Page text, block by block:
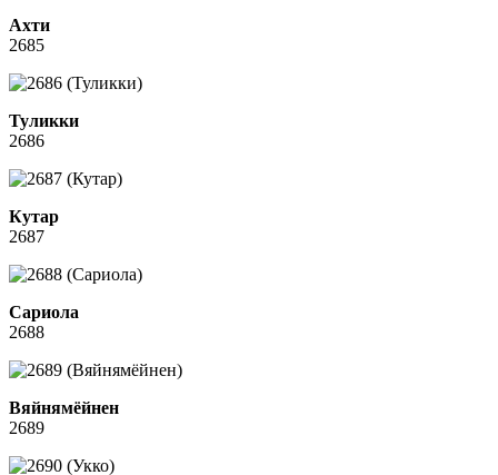
Ахти
2685
Туликки
2686
Кутар
2687
Сариола
2688
Вяйнямёйнен
2689